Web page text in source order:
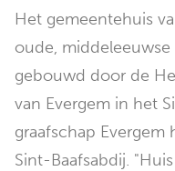
Het gemeentehuis
oude, middeleeuwse
gebouwd door de
van Evergem in het
graafschap Evergem
Sint-Baafsabdij.